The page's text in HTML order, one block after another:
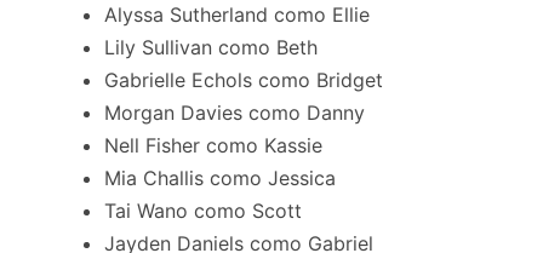
Alyssa Sutherland como Ellie
Lily Sullivan como Beth
Gabrielle Echols como Bridget
Morgan Davies como Danny
Nell Fisher como Kassie
Mia Challis como Jessica
Tai Wano como Scott
Jayden Daniels como Gabriel